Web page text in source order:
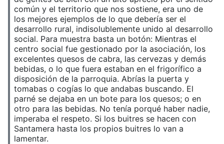
común y el territorio que nos sostiene, era uno de
los mejores ejemplos de lo que debería ser el
desarrollo rural, indisolublemente unido al desarrollo
social. Para muestra basta un botón: Mientras el
centro social fue gestionado por la asociación, los
excelentes quesos de cabra, las cervezas y demás
bebidas, o lo que fuera estaban en el frigorífico a
disposición de la parroquia. Abrías la puerta y
tomabas o cogías lo que andabas buscando. El
parné se dejaba en un bote para los quesos; o en
otro para las bebidas. No tenía porqué haber nadie,
imperaba el respeto. Si los buitres se hacen con
Santamera hasta los propios buitres lo van a
lamentar.